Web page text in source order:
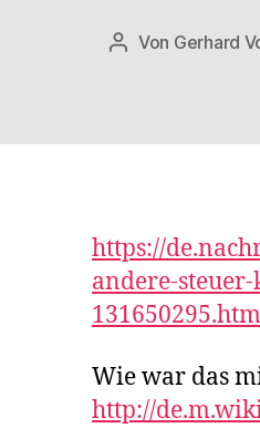
Beitragsautor
Von Gerhard
https://
andere-steuer-
Wie war das
http://